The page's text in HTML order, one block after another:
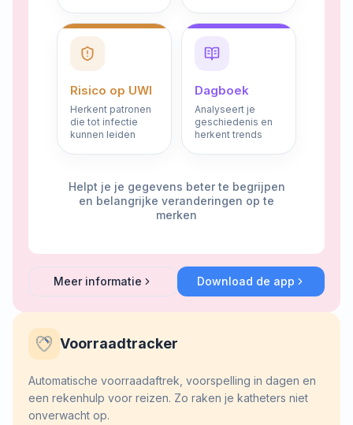
Risico op UWI
Herkent patronen
die tot infectie
kunnen leiden
Dagboek
Analyseert je
geschiedenis en
herkent trends
Helpt je je gegevens beter te begrijpen
en belangrijke veranderingen op te
merken
Meer informatie
aboutIntelligente analyseDownload de app
Voorraadtracker
Automatische voorraadaftrek, voorspelling in dagen en
een rekenhulp voor reizen. Zo raken je katheters niet
onverwacht op.